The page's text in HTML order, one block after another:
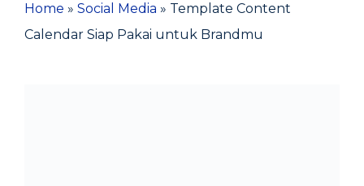
Home » Social Media » Template Content
Calendar Siap Pakai untuk Brandmu